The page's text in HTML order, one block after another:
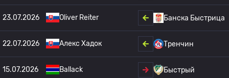
23.07.2026 Oliver Reiter Банска Быстрица
22.07.2026 Алекс Хадок Тренчин
15.07.2026 Ballack Быстрый